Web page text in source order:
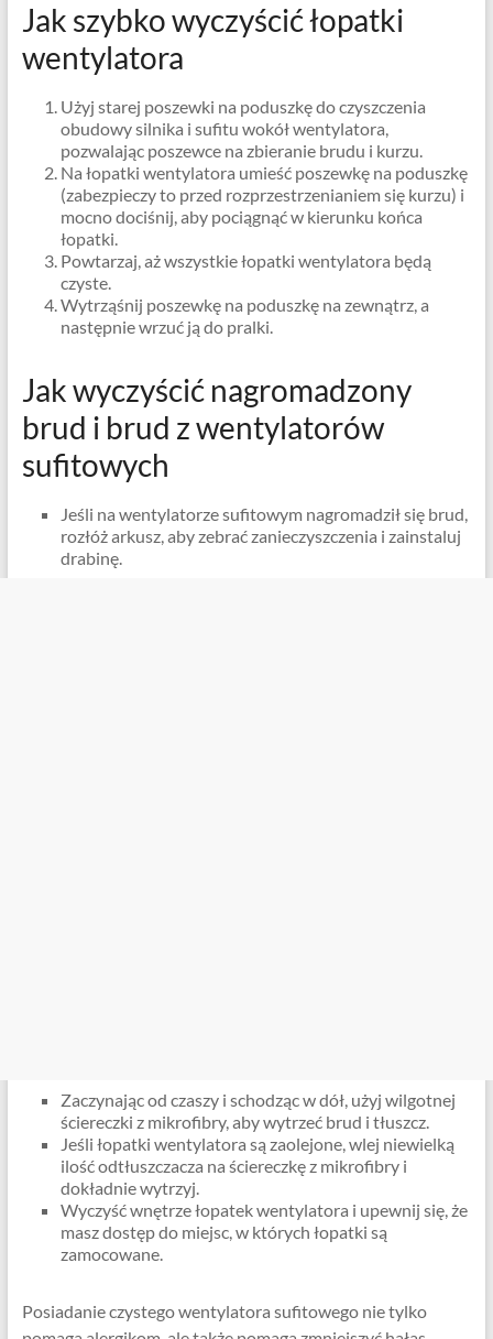
Jak szybko wyczyścić łopatki
wentylatora
Użyj starej poszewki na poduszkę do czyszczenia
obudowy silnika i sufitu wokół wentylatora,
pozwalając poszewce na zbieranie brudu i kurzu.
Na łopatki wentylatora umieść poszewkę na poduszkę
(zabezpieczy to przed rozprzestrzenianiem się kurzu) i
mocno dociśnij, aby pociągnąć w kierunku końca
łopatki.
Powtarzaj, aż wszystkie łopatki wentylatora będą
czyste.
Wytrząśnij poszewkę na poduszkę na zewnątrz, a
następnie wrzuć ją do pralki.
Jak wyczyścić nagromadzony
brud i brud z wentylatorów
sufitowych
Jeśli na wentylatorze sufitowym nagromadził się brud,
rozłóż arkusz, aby zebrać zanieczyszczenia i zainstaluj
drabinę.
Zaczynając od czaszy i schodząc w dół, użyj wilgotnej
ściereczki z mikrofibry, aby wytrzeć brud i tłuszcz.
Jeśli łopatki wentylatora są zaolejone, wlej niewielką
ilość odtłuszczacza na ściereczkę z mikrofibry i
dokładnie wytrzyj.
Wyczyść wnętrze łopatek wentylatora i upewnij się, że
masz dostęp do miejsc, w których łopatki są
zamocowane.
Posiadanie czystego wentylatora sufitowego nie tylko